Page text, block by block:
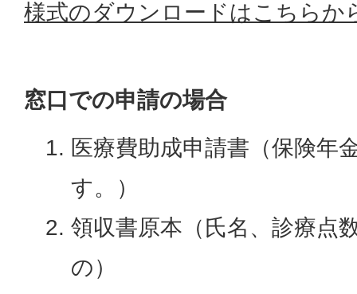
様式のダウンロードはこちらか
窓口での申請の場合
医療費助成申請書（保険年
す。）
領収書原本（氏名、診療点
の）